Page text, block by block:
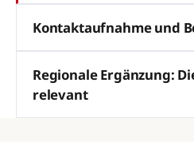
Kontaktaufnahme und
Regionale Ergänzung:
relevant